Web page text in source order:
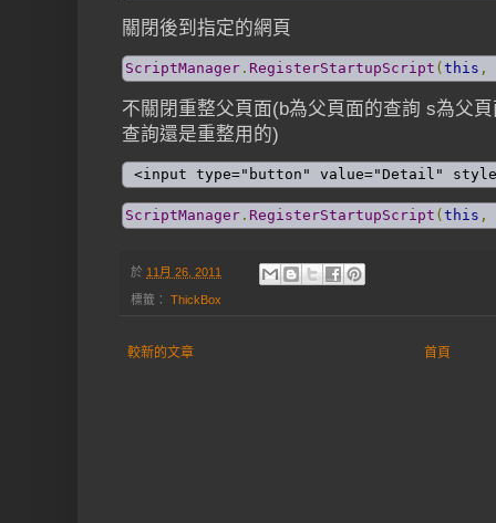
關閉後到指定的網頁
ScriptManager . RegisterStartupScript ( this ,
不關閉重整父頁面(b為父頁面的查詢 s為父
查詢還是重整用的)
<input type="button" value="Detail"
ScriptManager . RegisterStartupScript ( this ,
於 11月 26, 2011
標籤： ThickBox
較新的文章 首頁